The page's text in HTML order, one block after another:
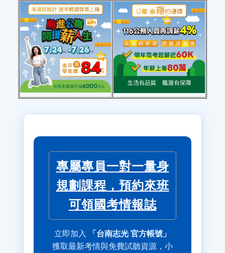
專屬專員一對一量身
規劃課程，預約來班
可領國考情報誌
立即加入
「台南志光 官方帳號」
獲取最新考情與免費試聽資源，小